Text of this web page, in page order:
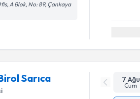
A Blok, No: 89, Çankaya
Sarıca 7 Ağu
Cum